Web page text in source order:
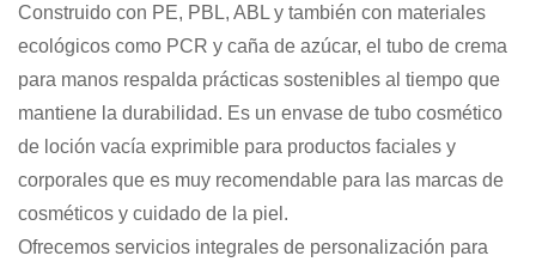
Construido con PE, PBL, ABL y también con materiales
ecológicos como PCR y caña de azúcar, el tubo de crema
para manos respalda prácticas sostenibles al tiempo que
mantiene la durabilidad. Es un envase de tubo cosmético
de loción vacía exprimible para productos faciales y
corporales que es muy recomendable para las marcas de
cosméticos y cuidado de la piel.
Ofrecemos servicios integrales de personalización para